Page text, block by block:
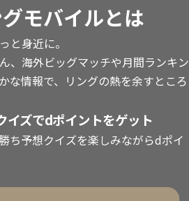
モバイルとは
と身近に。
、海外ビッグマッチや月間ランキン
な情報で、リングの熱を余すところ
イズでdポイントをゲット
ち予想クイズを楽しみながらdポイ